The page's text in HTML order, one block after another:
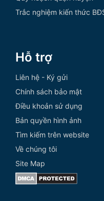
Trắc nghiệm kiến thức
Hỗ trợ
Liên hệ - Ký gửi
Chính sách bảo mật
Điều khoản sử dụng
Bản quyền hình ảnh
Tìm kiếm trên website
Về chúng tôi
Site Map